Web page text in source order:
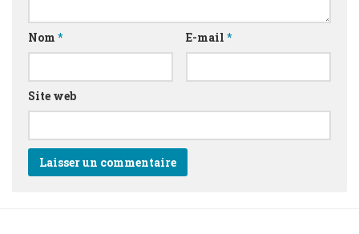
Nom * E-mail *
Site web